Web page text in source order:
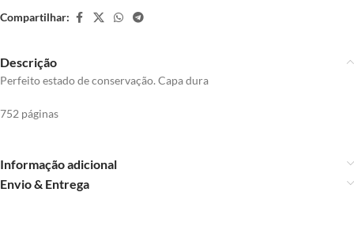
Compartilhar:
Descrição
Perfeito estado de conservação. Capa dura
752 páginas
Informação adicional
Envio & Entrega